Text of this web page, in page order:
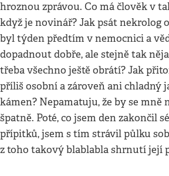
hroznou zprávou. Co má člověk v
když je novinář? Jak psát nekrolog
byl týden předtím v nemocnici a
dopadnout dobře, ale stejně tak
třeba všechno ještě obrátí? Jak
příliš osobní a zároveň ani chladný
kámen? Nepamatuju, že by se mně
špatně. Poté, co jsem den zakončil
přípitků, jsem s tím strávil půlku
z toho takový blablabla shrnutí její